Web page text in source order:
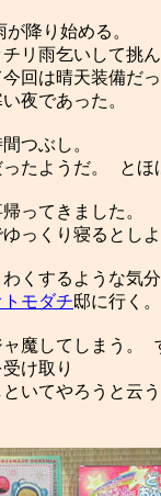
降り始める。
リ雨乞いして挑
回は晴天装備だ
夜であった。
つぶし。
たようだ。 とほ
ってきました。
っくり寝るとし
くするような気
モダチ邸に行く。
魔してしまう。
け取り
いてやろうと云